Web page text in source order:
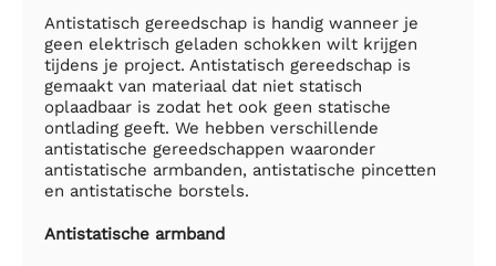
Antistatisch gereedschap is handig wanneer je
geen elektrisch geladen schokken wilt krijgen
tijdens je project. Antistatisch gereedschap is
gemaakt van materiaal dat niet statisch
oplaadbaar is zodat het ook geen statische
ontlading geeft. We hebben verschillende
antistatische gereedschappen waaronder
antistatische armbanden, antistatische pincetten
en antistatische borstels.
Antistatische armband